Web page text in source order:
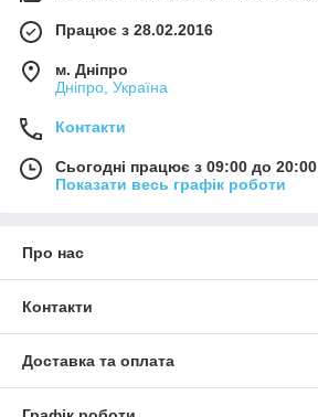
Працює з 28.02.2016
м. Дніпро
Дніпро, Україна
Контакти
Сьогодні працює з 09:00 до 20:00
Показати весь графік роботи
Про нас
Контакти
Доставка та оплата